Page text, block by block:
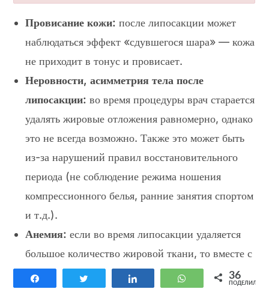
Провисание кожи: после липосакции может
наблюдаться эффект «сдувшегося шара» — кожа
не приходит в тонус и провисает.
Неровности, асимметрия тела после
липосакции: во время процедуры врач старается
удалять жировые отложения равномерно, однако
это не всегда возможно. Также это может быть
из-за нарушений правил восстановительного
периода (не соблюдение режима ношения
компрессионного белья, ранние занятия спортом
и т.д.).
Анемия: если во время липосакции удаляется
большое количество жировой ткани, то вместе с
ней выводится и часть крови, циркулирующей в
организме. Это может вызвать анемию.
Поделиться Твитнуть Поделиться WhatsApp36
ПОДЕЛИЛИСЬ